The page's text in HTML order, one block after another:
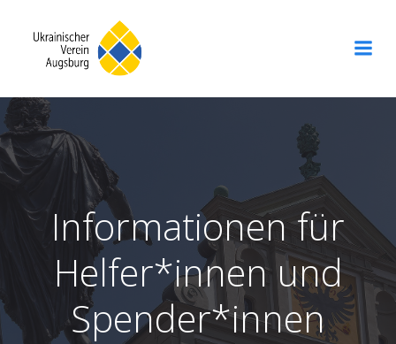
Informationen für
Helfer*innen und
Spender*innen